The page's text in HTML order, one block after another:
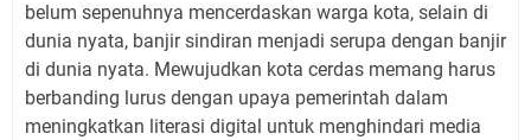
belum sepenuhnya mencerdaskan warga kota, selain di
dunia nyata, banjir sindiran menjadi serupa dengan banjir
di dunia nyata. Mewujudkan kota cerdas memang harus
berbanding lurus dengan upaya pemerintah dalam
meningkatkan literasi digital untuk menghindari media